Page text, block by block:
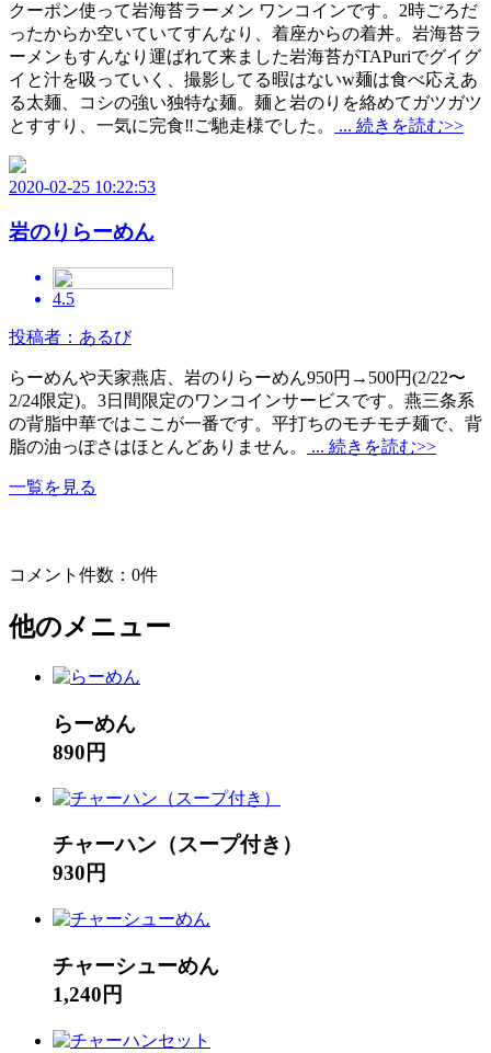
クーポン使って岩海苔ラーメン ワンコインです。2時ごろだ
ったからか空いていてすんなり、着座からの着丼。岩海苔ラ
ーメンもすんなり運ばれて来ました岩海苔がTAPuriでグイグ
イと汁を吸っていく、撮影してる暇はないw麺は食べ応えあ
る太麺、コシの強い独特な麺。麺と岩のりを絡めてガツガツ
とすすり、一気に完食‼️ご馳走様でした。
... 続きを読む>>
2020-02-25 10:22:53
岩のりらーめん
4.5
投稿者：あるび
らーめんや天家燕店、岩のりらーめん950円→500円(2/22〜
2/24限定)。3日間限定のワンコインサービスです。燕三条系
の背脂中華ではここが一番です。平打ちのモチモチ麺で、背
脂の油っぽさはほとんどありません。
... 続きを読む>>
一覧を見る
コメント件数：0件
他のメニュー
らーめん
890円
チャーハン（スープ付き）
930円
チャーシューめん
1,240円